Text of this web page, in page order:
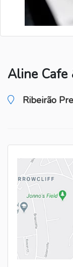
Aline Cafe
Ribeirão